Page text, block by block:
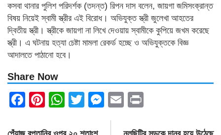
কসবা থানার পুলিশ পরিদর্শক (তদন্ত) রিপন দাস বলেন, জায়গা জমিসংক্রান্ত
বিষয় নিয়েই স্বামী স্ত্রীর এই বিরোধ। অভিযুক্ত স্ত্রী জুলেখা আহতের
দ্বিতীয় স্ত্রী। স্ত্রীকে জায়গা না লিখে দেওয়ায় স্বামীকে কুপিয়ে জখম করেছে
স্ত্রী। এ ঘটনায় হত্যা চেষ্টা মামলা রেকর্ড হচ্ছে ও অভিযুক্তকে বিজ্ঞ
আদালতে পাঠানো হবে।
Share Now
Facebook
Pinterest
WhatsApp
TwitterMessenger
Email
Post